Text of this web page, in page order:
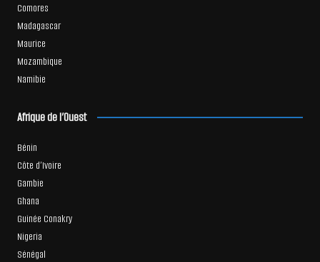
Comores
Madagascar
Maurice
Mozambique
Namibie
Afrique de l’Ouest
Bénin
Côte d’Ivoire
Gambie
Ghana
Guinée Conakry
Nigeria
Sénégal